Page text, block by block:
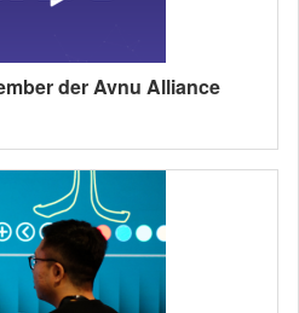
der Avnu Alliance